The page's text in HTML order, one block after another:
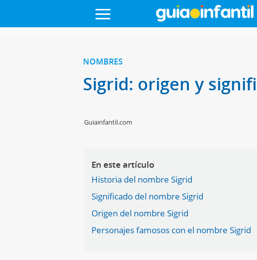
NOMBRES
Sigrid: origen y
Guiainfantil.com
En este artículo
Historia del nombre Sigrid
Significado del nombre Sigrid
Origen del nombre Sigrid
Personajes famosos con el nombre Sigrid